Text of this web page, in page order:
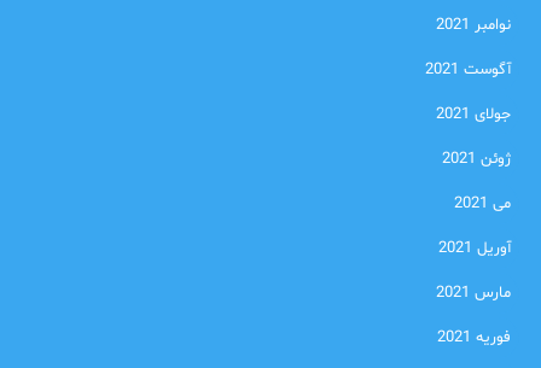
نوامبر 2021
آگوست 2021
جولای 2021
ژوئن 2021
می 2021
آوریل 2021
مارس 2021
فوریه 2021